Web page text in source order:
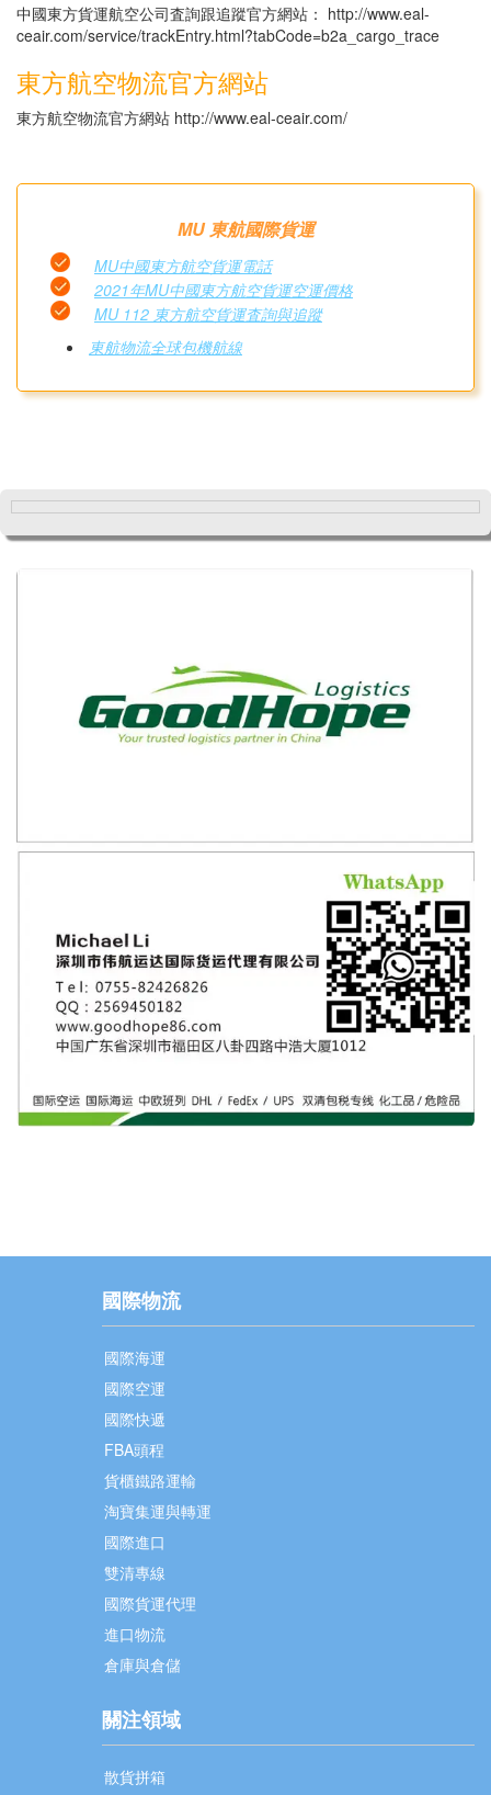
中國東方貨運航空公司査詢跟追蹤官方網站： http://www.eal-
ceair.com/service/trackEntry.html?tabCode=b2a_cargo_trace
東方航空物流官方網站
東方航空物流官方網站 http://www.eal-ceair.com/
MU 東航國際貨運
MU中國東方航空貨運電話
2021年MU中國東方航空貨運空運價格
MU 112 東方航空貨運査詢與追蹤
東航物流全球包機航線
國際物流
國際海運
國際空運
國際快遞
FBA頭程
貨櫃鐵路運輸
淘寶集運與轉運
國際進口
雙清專線
國際貨運代理
進口物流
倉庫與倉儲
關注領域
散貨拼箱